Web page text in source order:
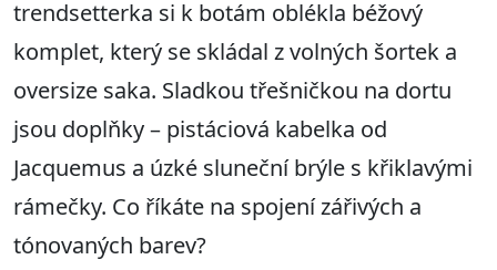
trendsetterka si k botám oblékla béžový
komplet, který se skládal z volných šortek a
oversize saka. Sladkou třešničkou na dortu
jsou doplňky – pistáciová kabelka od
Jacquemus a úzké sluneční brýle s křiklavými
rámečky. Co říkáte na spojení zářivých a
tónovaných barev?